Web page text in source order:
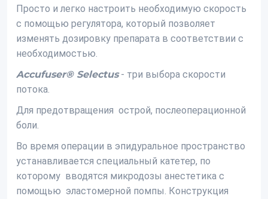
Просто и легко настроить необходимую скорость
с помощью регулятора, который позволяет
изменять дозировку препарата в соответствии с
необходимостью.
Accufuser® Selectus - три выбора скорости
потока.
Для предотвращения острой, послеоперационной
боли.
Во время операции в эпидуральное пространство
устанавливается специальный катетер, по
которому вводятся микродозы анестетика с
помощью эластомерной помпы. Конструкция